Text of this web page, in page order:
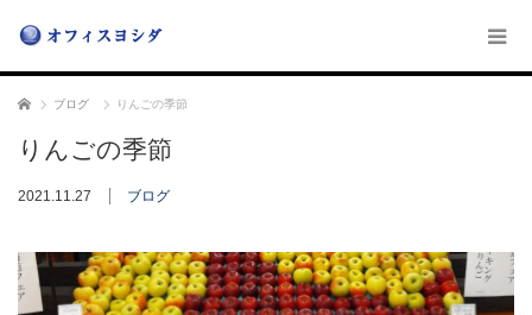
ホーム ブログ りんごの季節
りんごの季節
2021.11.27 ブログ